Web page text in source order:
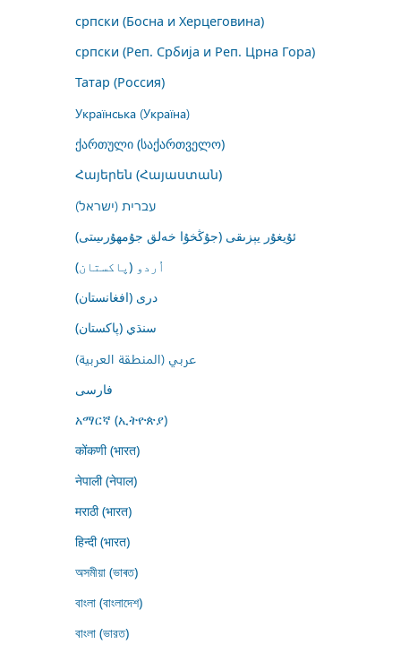
српски (Босна и Херцеговина)
српски (Реп. Србија и Реп. Црна Гора)
Татар (Россия)
Українська (Україна)
ქართული (საქართველო)
Հայերեն (Հայաստան)
עברית (ישראל)
ئۇيغۇر يېزىقى (جۇڭخۇا خەلق جۇمھۇرىيىتى)
اُردو (پاکستان)
درى (افغانستان)
سنڌي (پاکستان)
عربي (المنطقة العربية)
فارسى
አማርኛ (ኢትዮጵያ)
कोंकणी (भारत)
नेपाली (नेपाल)
मराठी (भारत)
हिन्दी (भारत)
অসমীয়া (ভাৰত)
বাংলা (বাংলাদেশ)
বাংলা (ভারত)